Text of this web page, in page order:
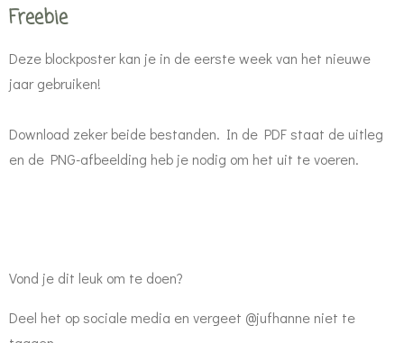
Freebie
Deze blockposter kan je in de eerste week van het nieuwe
jaar gebruiken!
Download zeker beide bestanden. In de PDF staat de uitleg
en de PNG-afbeelding heb je nodig om het uit te voeren.
Vond je dit leuk om te doen?
Deel het op sociale media en vergeet @jufhanne niet te